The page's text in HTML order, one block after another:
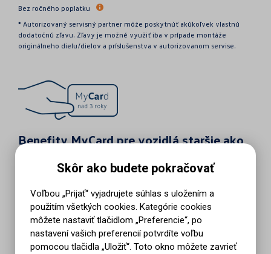
Bez ročného poplatku
* Autorizovaný servisný partner môže poskytnúť akúkoľvek vlastnú
dodatočnú zľavu. Zľavy je možné využiť iba v prípade montáže
originálneho dielu/dielov a príslušenstva v autorizovanom servise.
Benefity MyCard pre vozidlá staršie ako
Vernostná zľava na sortiment sezónneho príslušenstva v akcii
10 %* zľava na kompletné zimné kolesá
Servisná služba grátis
Skôr ako budete pokračovať
Voľbou „Prijať“ vyjadrujete súhlas s uložením a
použitím všetkých cookies. Kategórie cookies
môžete nastaviť tlačidlom „Preferencie“, po
nastavení vašich preferencií potvrdíte voľbu
pomocou tlačidla „Uložiť“. Toto okno môžete zavrieť